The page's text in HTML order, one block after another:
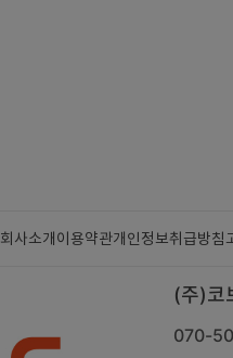
회사소개이용약관개인정보취급방침
(주)코
070-